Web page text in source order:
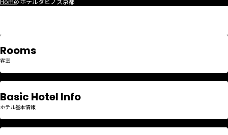
Rooms
客室
Basic Hotel Info
ホテル基本情報